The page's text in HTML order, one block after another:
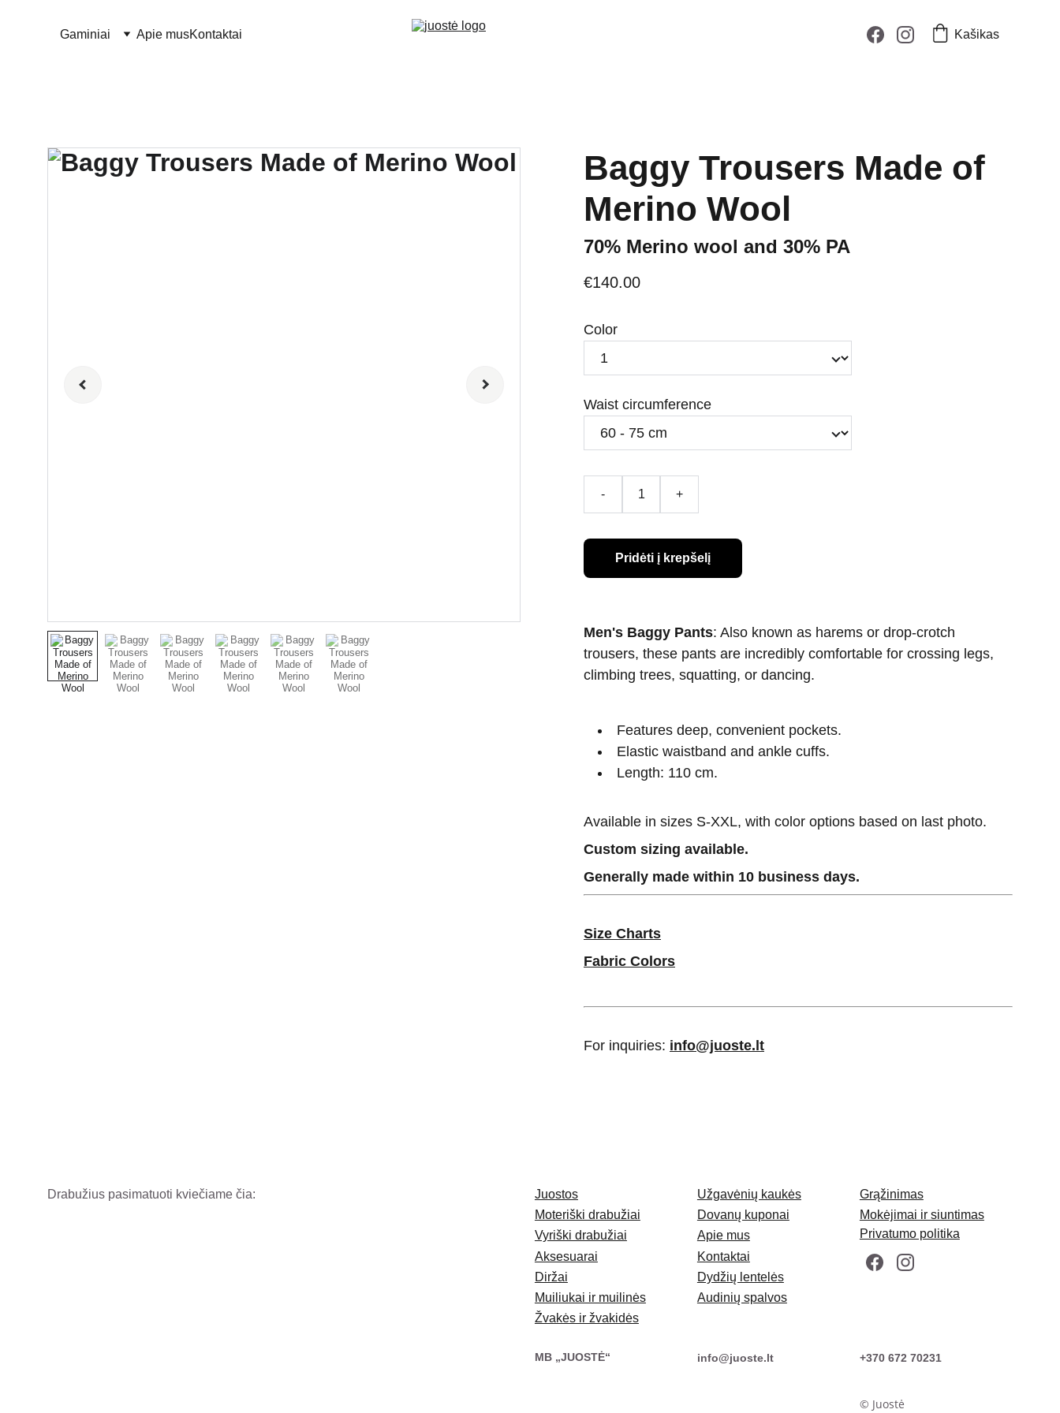
Gaminiai Apie musKontaktai Kašikas
Baggy Trousers Made of
Merino Wool
70% Merino wool and 30% PA
€140.00
Color
Waist circumference
- +
Pridėti į krepšelį
Men's Baggy Pants: Also known as harems or drop-crotch
trousers, these pants are incredibly comfortable for crossing legs,
climbing trees, squatting, or dancing.
Features deep, convenient pockets.
Elastic waistband and ankle cuffs.
Length: 110 cm.
Available in sizes S-XXL, with color options based on last photo.
Custom sizing available.
Generally made within 10 business days.
Size Charts
Fabric Colors
For inquiries: info@juoste.lt
MB „JUOSTĖ“
Mokėjimai ir siuntimas
Apie mus
Grąžinimas
Drabužius pasimatuoti kviečiame čia:
info@juoste.lt +370 672 70231
Privatumo politika
© Juostė
Moteriški drabužiai
Vyriški drabužiai
Aksesuarai
Muiliukai ir muilinės
Kontaktai
Audinių spalvos
Dydžių lentelės
Žvakės ir žvakidės
Dovanų kuponai
Juostos
Diržai
Užgavėnių kaukės